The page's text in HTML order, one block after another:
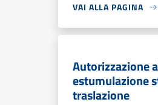
VAI ALLA PAGINA
Autorizzazione
estumulazione
traslazione